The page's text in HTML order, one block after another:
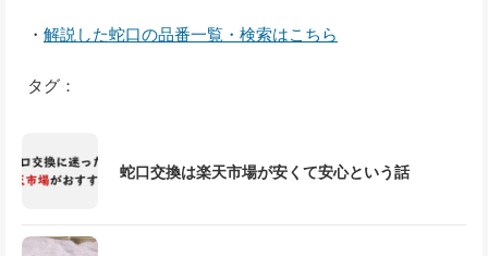
・ 解説した蛇口の品番一覧・検索はこちら
タグ：
蛇口交換は楽天市場が安くて安心という話